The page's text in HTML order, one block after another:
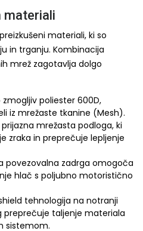
materiali
materiali, ki so
in trganju. Kombinacija
mrež zagotavlja dolgo
zmogljiv poliester 600D,
iz mrežaste tkanine (Mesh).
prijazna mrežasta podloga, ki
zraka in preprečuje lepljenje
povezovalna zadrga omogoča
hlač s poljubno motoristično
tehnologija na notranji
preprečuje taljenje materiala
sistemom.